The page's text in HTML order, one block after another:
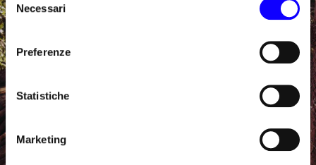
delNecessari
Preferenze
Statistiche
Marketing